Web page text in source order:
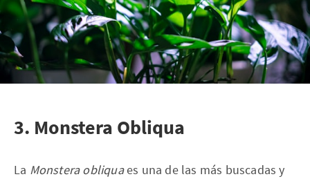
3. Monstera Obliqua
La Monstera obliquaes una de las más buscadas y